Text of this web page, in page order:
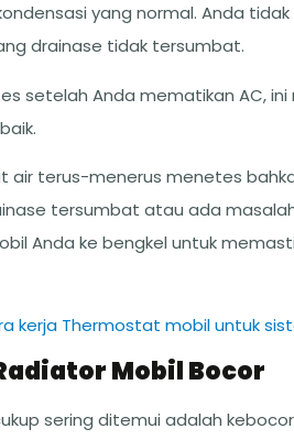
yang normal. Anda
drainase tidak tersumbat.
setelah Anda mematikan AC,
air terus-menerus menetes
tersumbat atau ada
Anda ke bengkel untuk
kerja Thermostat mobil untuk
Mobil Bocor
sering ditemui adalah